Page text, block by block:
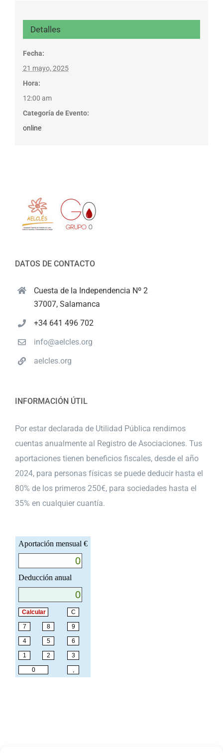
Detalles
Fecha:
21 mayo, 2025
Hora:
12:00 am
Categoría de Evento:
online
DATOS DE CONTACTO
Cuesta de la Independencia Nº 2
37007, Salamanca
+34 641 496 702
info@aelcles.org
aelcles.org
INFORMACIÓN ÚTIL
Por estar declarada de Utilidad Pública rendimos
cuentas anualmente al Registro de Asociaciones. Tus
aportaciones tienen beneficios fiscales, desde el año
2024, para personas físicas se puede deducir hasta el
80% de los primeros 250€, para sociedades hasta el
35% en cualquier cuantía.